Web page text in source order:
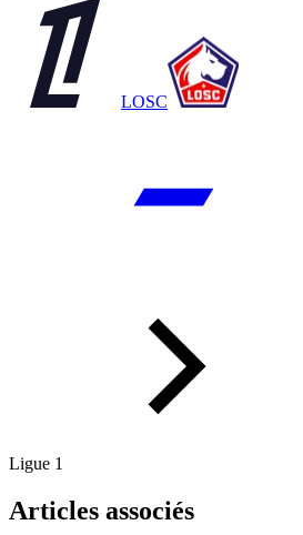
LOSC
Ligue 1
Articles associés